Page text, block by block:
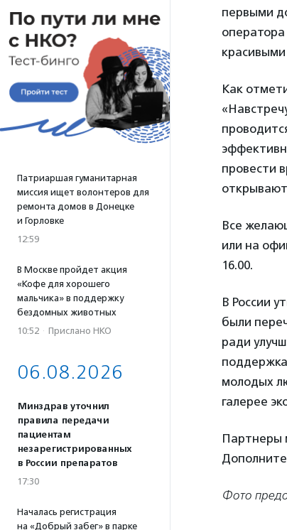
Патриаршая гуманитарная
миссия ищет волонтеров для
ремонта домов в Донецке
и Горловке
12:59
В Москве пройдет акция
«Кофе для хорошего
мальчика» в поддержку
бездомных животных
10:52 · Прислано НКО
06.08.2026
Минздрав уточнил
правила передачи
пациентам
незарегистрированных
в России препаратов
17:30
Началась регистрация
на «Добрый забег» в парке
первыми
Как
провести
Все
или на
16.00.
В России
были
ради
молодых
галерее
Партнеры
Фото